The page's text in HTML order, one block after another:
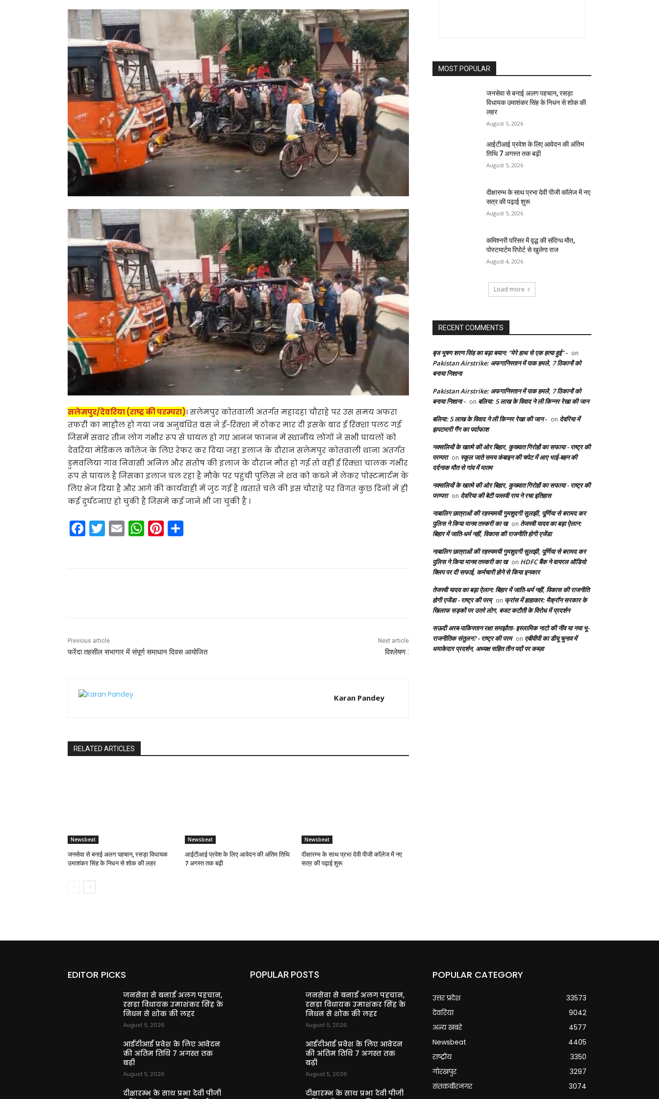
सलेमपुर/देवरिया (राष्ट्र की परम्परा)। सलेमपुर कोतवाली अंतर्गत महादहा चौराहे पर उस समय अफरा
तफरी का माहौल हो गया जब अनुबंधित बस ने ई-रिक्शा में ठोकर मार दी इसके बाद ई रिक्शा पलट गई
जिसमें सवार तीन लोग गंभीर रूप से घायल हो गए आनन फानन में स्थानीय लोगों ने सभी घायलों को
देवरिया मेडिकल कॉलेज के लिए रेफर कर दिया जहां इलाज के दौरान सलेमपुर कोतवाली थाना अंतर्गत
डुमवलिया गांव निवासी अनिल और संतोष की इलाज के दौरान मौत हो गई तो वहीं ई रिक्शा चालक गंभीर
रूप से घायल है जिसका इलाज चल रहा है मौके पर पहुंची पुलिस ने शव को कब्जे में लेकर पोस्टमार्टम के
लिए भेज दिया है और आगे की कार्यवाही में जुट गई है ।बताते चले की इस चौराहे पर विगत कुछ दिनों में ही
कई दुर्घटनाएं हो चुकी है जिसमे कई जाने भी जा चुकी है ।
F
k
T E W Pi
Previous article
फरेंदा तहसील सभागार में संपूर्ण समाधान दिवस आयोजित
Next article
विश्लेषण :
Karan Pandey
RELATED ARTICLES
Newsbeat
जनसेवा से बनाई अलग पहचान, रसड़ा विधायक
उमाशंकर सिंह के निधन से शोक की लहर
Newsbeat
आईटीआई प्रवेश के लिए आवेदन की अंतिम तिथि
7 अगस्त तक बढ़ी
Newsbeat
दीक्षारम्भ के साथ प्रभा देवी पीजी कॉलेज में नए
सत्र की पढ़ाई शुरू
MOST POPULAR
जनसेवा से बनाई अलग पहचान, रसड़ा
विधायक उमाशंकर सिंह के निधन से शोक की
लहर
August 5, 2026
आईटीआई प्रवेश के लिए आवेदन की अंतिम
तिथि 7 अगस्त तक बढ़ी
August 5, 2026
दीक्षारम्भ के साथ प्रभा देवी पीजी कॉलेज में नए
सत्र की पढ़ाई शुरू
August 5, 2026
कमिश्नरी परिसर में वृद्ध की संदिग्ध मौत,
पोस्टमार्टम रिपोर्ट से खुलेगा राज
August 4, 2026
Load more
RECENT COMMENTS
बृज भूषण शरण सिंह का बड़ा बयान: “मेरे हाथ से एक हत्या हुई” - on
Pakistan Airstrike: अफगानिस्तान में पाक हमले, 7 ठिकानों को
बनाया निशाना
Pakistan Airstrike: अफगानिस्तान में पाक हमले, 7 ठिकानों को
बनाया निशाना - on बलिया: 5 लाख के विवाद ने ली किन्नर रेखा की जान
बलिया: 5 लाख के विवाद ने ली किन्नर रेखा की जान - on देवरिया में
झपटमारी गैंग का पर्दाफाश
नक्सलियों के खात्मे की ओर बिहार, कुख्यात गिरोहों का सफाया - राष्ट्र की
परम्परा on स्कूल जाते समय कंबाइन की चपेट में आए भाई-बहन की
दर्दनाक मौत से गांव में मातम
नक्सलियों के खात्मे की ओर बिहार, कुख्यात गिरोहों का सफाया - राष्ट्र की
परम्परा on देवरिया की बेटी पल्लवी राय ने रचा इतिहास
नाबालिग छात्राओं की रहस्यमयी गुमशुदगी सुलझी, पूर्णिया से बरामद कर
पुलिस ने किया मानव तस्करी का ख on तेजस्वी यादव का बड़ा ऐलान:
बिहार में जाति-धर्म नहीं, विकास की राजनीति होगी एजेंडा
नाबालिग छात्राओं की रहस्यमयी गुमशुदगी सुलझी, पूर्णिया से बरामद कर
पुलिस ने किया मानव तस्करी का ख on HDFC बैंक ने वायरल ऑडियो
क्लिप पर दी सफाई, कर्मचारी होने से किया इनकार
तेजस्वी यादव का बड़ा ऐलान: बिहार में जाति-धर्म नहीं, विकास की राजनीति
होगी एजेंडा - राष्ट्र की परम् on फ्रांस में हाहाकार: मैक्रॉन सरकार के
खिलाफ सड़कों पर उतरे लोग, बजट कटौती के विरोध में प्रदर्शन
सऊदी अरब-पाकिस्तान रक्षा समझौता- इस्लामिक नाटो की नींव या नया भू-
राजनीतिक संतुलन? - राष्ट्र की परम on एबीवीपी का डीयू चुनाव में
धमाकेदार प्रदर्शन, अध्यक्ष सहित तीन पदों पर कब्ज़ा
EDITOR PICKS
जनसेवा से बनाई अलग पहचान,
रसड़ा विधायक उमाशंकर सिंह के
निधन से शोक की लहर
August 5, 2026
आईटीआई प्रवेश के लिए आवेदन
की अंतिम तिथि 7 अगस्त तक
बढ़ी
August 5, 2026
दीक्षारम्भ के साथ प्रभा देवी पीजी
POPULAR POSTS
जनसेवा से बनाई अलग पहचान,
रसड़ा विधायक उमाशंकर सिंह के
निधन से शोक की लहर
August 5, 2026
आईटीआई प्रवेश के लिए आवेदन
की अंतिम तिथि 7 अगस्त तक
बढ़ी
August 5, 2026
दीक्षारम्भ के साथ प्रभा देवी पीजी
POPULAR CATEGORY
उत्तर प्रदेश
33573
देवरिया
9042
अन्य खबरे
4577
Newsbeat
4405
राष्ट्रीय
3350
गोरखपुर
3297
संतकबीरनगर
3074